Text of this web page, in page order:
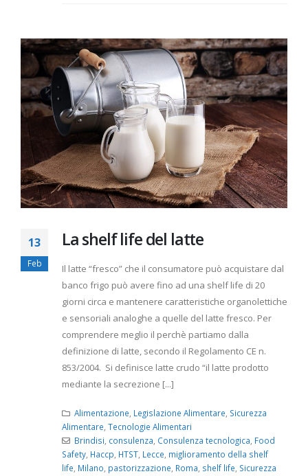
13
Feb
La shelf life del latte
Il latte “fresco” che il consumatore può acquistare dal
banco frigo può avere fino ad una shelf life di 20
giorni circa e mantenere caratteristiche organolettiche
e sensoriali analoghe a quelle del latte fresco. Per
comprendere meglio il perchè partiamo dalla
definizione di latte, secondo il Regolamento CE n.
853/2004. Si definisce latte crudo “il latte prodotto
mediante la secrezione [...]
Alimentazione Legislazione Alimentare Sicurezza
Alimentare Tecnologie Alimentari
Brindisi consulenza Consulenza tecnologica Food
Safety Haccp HTST Lecce miglioramento della shelf
life Milano pastorizzazione Roma shelf life Sicurezza